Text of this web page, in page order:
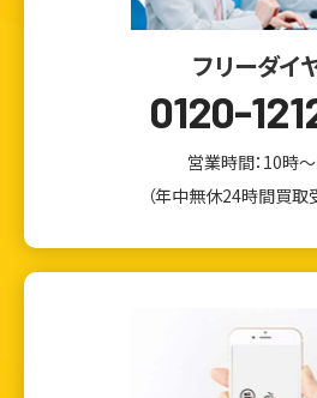
フリーダイ
0120-
営業時間：10時
（年中無休24時間買取